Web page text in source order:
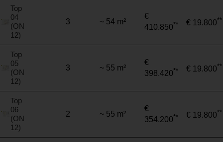
Top
04
(ON
12)
3 ~ 54 m²
€
410.850** € 19.800**
Top
05
(ON
12)
3 ~ 55 m²
€
398.420** € 19.800**
Top
06
(ON
12)
2 ~ 55 m²
€
354.200** € 19.800**